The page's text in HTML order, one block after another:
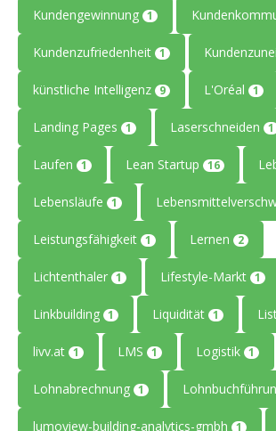
Kundengewinnung 1
Kundenzufriedenheit 1
künstliche Intelligenz 9 L'Oréal 1
Landing Pages 1 Laserschneiden 1
Laufen 1 Lean Startup 16
Lebensläufe 1
Leistungsfähigkeit 1 Lernen 2
Lichtenthaler 1 Lifestyle-Markt 1
Linkbuilding 1 Liquidität 1
livv.at 1 LMS 1 Logistik 1
Lohnabrechnung 1
lumoview-building-analytics-gmbh 1